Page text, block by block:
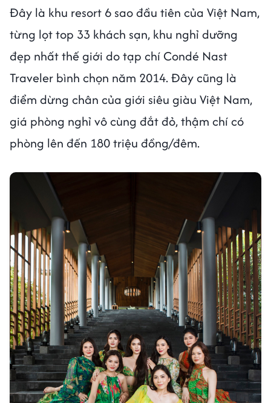
Đây là khu resort 6 sao đầu tiên của Việt Nam,
từng lọt top 33 khách sạn, khu nghỉ dưỡng
đẹp nhất thế giới do tạp chí Condé Nast
Traveler bình chọn năm 2014. Đây cũng là
điểm dừng chân của giới siêu giàu Việt Nam,
giá phòng nghỉ vô cùng đắt đỏ, thậm chí có
phòng lên đến 180 triệu đồng/đêm.